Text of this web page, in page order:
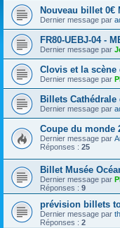
Nouveau billet 0€
Dernier message par
FR80-UEBJ-04 -
Dernier message par
Clovis et la scène
Dernier message par
Billets Cathédrale
Dernier message par
Coupe du monde
Dernier message par
Réponses : 25
Billet Musée
Dernier message par
Réponses : 9
prévision billets
Dernier message par
Réponses : 2